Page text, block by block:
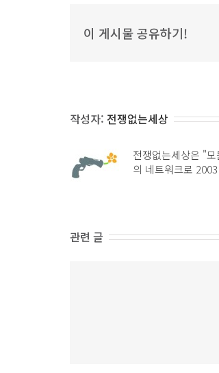
이 게시물 공유하기!
작성자: 전쟁없는세상
전쟁없는세상은 "
의 네트워크로
관련 글